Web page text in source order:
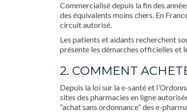
Commercialisé depuis la fin des
des équivalents moins chers. En
circuit autorisé.
Les patients et aidants recherchent
présente les démarches officielles et
2. COMMENT
Depuis la loi sur la e-santé et
sites des pharmacies en ligne
“achat sans ordonnance” des e-